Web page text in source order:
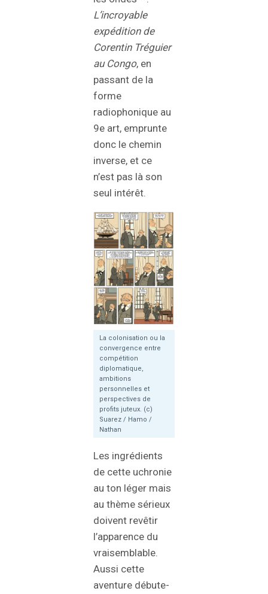
L’incroyable
expédition de
Corentin Tréguier
au Congo, en
passant de la
forme
radiophonique au
9e art, emprunte
donc le chemin
inverse, et ce
n’est pas là son
seul intérêt.
La colonisation ou la
convergence entre
compétition
diplomatique,
ambitions
personnelles et
perspectives de
profits juteux. (c)
Suarez / Hamo /
Nathan
Les ingrédients
de cette uchronie
au ton léger mais
au thème sérieux
doivent revêtir
l’apparence du
vraisemblable.
Aussi cette
aventure débute-